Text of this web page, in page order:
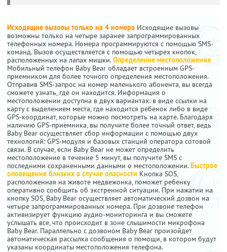
Исходящие вызовы только на 4 номера Исходящие вызовы
возможны только на четыре заранее запрограммированных
телефонных номера. Номера программируются с помощью SMS-
команд. Вызов осуществляется с помощью четырех кнопок,
расположенных на лапах мишки.Определение местоположения
Мобильный телефон Baby Bear обладает встроенным GPS-
приемником для более точного определения местоположения.
Отправив SMS-запрос на номер маленького абонента, вы всегда
сможете узнать, где он находится. Информация о
местоположении доступна в двух вариантах: в виде ссылки на
карту с выделением места, где находится ребенок либо в виде
GPS-координат, которые можно посмотреть на карте. Благодаря
наличию GPS-приемника, вы получите более точный ответ, ведь
Baby Bear осуществляет сбор информации с помощью двух
технологий: GPS-модуля и базовых станций оператора сотовой
связи. В случае, если Baby Bear не может определить
местоположение в течение 5 минут, вы получите SMS с
последними сохраненными данными о местоположении.Быстрое
оповещение близких в случае опасности Кнопка SOS,
расположенная на животе медвежонка, поможет ребенку
оперативно сообщить об экстренной ситуации. При нажатии на
кнопку SOS, Baby Bear осуществляет автоматический дозвон на
четыре запрограммированных номера. При дозвоне телефон
активизирует функцию аудио-мониторинга и вы сможете
услышать все, что происходит в зоне слышимости микрофона
Baby Bear. Параллельно с дозвоном Baby Bear произойдет
автоматическая рассылка сообщения о помощи, в котором будут
указаны координаты местоположения телефона.